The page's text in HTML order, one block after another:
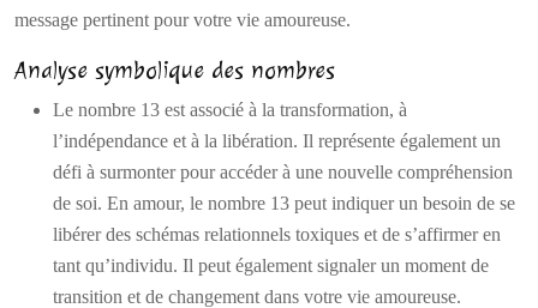
message pertinent pour votre vie amoureuse.
Analyse symbolique des nombres
Le nombre 13 est associé à la transformation, à
l’indépendance et à la libération. Il représente également un
défi à surmonter pour accéder à une nouvelle compréhension
de soi. En amour, le nombre 13 peut indiquer un besoin de se
libérer des schémas relationnels toxiques et de s’affirmer en
tant qu’individu. Il peut également signaler un moment de
transition et de changement dans votre vie amoureuse.